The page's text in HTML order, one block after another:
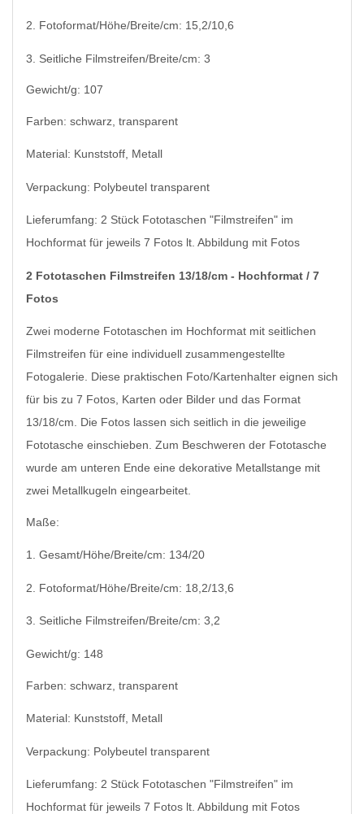
2. Fotoformat/Höhe/Breite/cm: 15,2/10,6
3. Seitliche Filmstreifen/Breite/cm: 3
Gewicht/g: 107
Farben: schwarz, transparent
Material: Kunststoff, Metall
Verpackung: Polybeutel transparent
Lieferumfang: 2 Stück Fototaschen "Filmstreifen" im
Hochformat für jeweils 7 Fotos lt. Abbildung mit Fotos
2 Fototaschen Filmstreifen 13/18/cm - Hochformat / 7
Fotos
Zwei moderne Fototaschen im Hochformat mit seitlichen
Filmstreifen für eine individuell zusammengestellte
Fotogalerie. Diese praktischen Foto/Kartenhalter eignen sich
für bis zu 7 Fotos, Karten oder Bilder und das Format
13/18/cm. Die Fotos lassen sich seitlich in die jeweilige
Fototasche einschieben. Zum Beschweren der Fototasche
wurde am unteren Ende eine dekorative Metallstange mit
zwei Metallkugeln eingearbeitet.
Maße:
1. Gesamt/Höhe/Breite/cm: 134/20
2. Fotoformat/Höhe/Breite/cm: 18,2/13,6
3. Seitliche Filmstreifen/Breite/cm: 3,2
Gewicht/g: 148
Farben: schwarz, transparent
Material: Kunststoff, Metall
Verpackung: Polybeutel transparent
Lieferumfang: 2 Stück Fototaschen "Filmstreifen" im
Hochformat für jeweils 7 Fotos lt. Abbildung mit Fotos